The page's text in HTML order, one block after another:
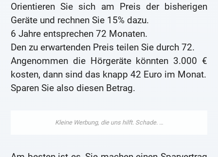
Orientieren Sie sich am Preis der bisherigen
Geräte und rechnen Sie 15% dazu.
6 Jahre entsprechen 72 Monaten.
Den zu erwartenden Preis teilen Sie durch 72.
Angenommen die Hörgeräte könnten 3.000 €
kosten, dann sind das knapp 42 Euro im Monat.
Sparen Sie also diesen Betrag.